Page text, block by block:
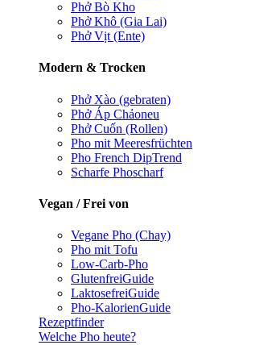
Phở Bò Kho
Phở Khô (Gia Lai)
Phở Vịt (Ente)
Modern & Trocken
Phở Xào (gebraten)
Phở Áp Chảoneu
Phở Cuốn (Rollen)
Pho mit Meeresfrüchten
Pho French DipTrend
Scharfe Phoscharf
Vegan / Frei von
Vegane Pho (Chay)
Pho mit Tofu
Low-Carb-Pho
GlutenfreiGuide
LaktosefreiGuide
Pho-KalorienGuide
Rezeptfinder
Welche Pho heute?